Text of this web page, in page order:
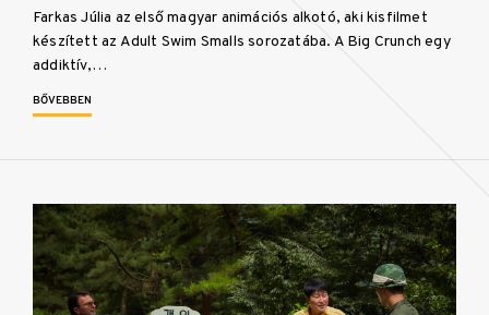
Farkas Júlia az első magyar animációs alkotó, aki kisfilmet
készített az Adult Swim Smalls sorozatába. A Big Crunch egy
addiktív,…
BŐVEBBEN